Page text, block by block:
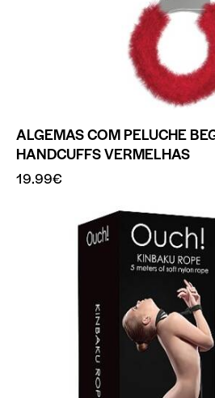
ALGEMAS COM PELUCHE
HANDCUFFS VERMELHAS
19.99€